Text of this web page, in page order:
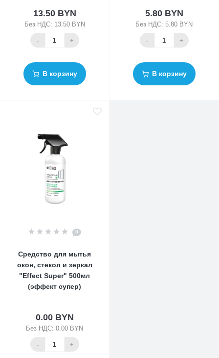
13.50 BYN
Без НДС: 13.50 BYN
- +
В корзину
5.80 BYN
Без НДС: 5.80 BYN
- +
В корзину
0
Средство для мытья
окон, стекол и зеркал
"Effect Super" 500мл
(эффект супер)
0.00 BYN
Без НДС: 0.00 BYN
- +